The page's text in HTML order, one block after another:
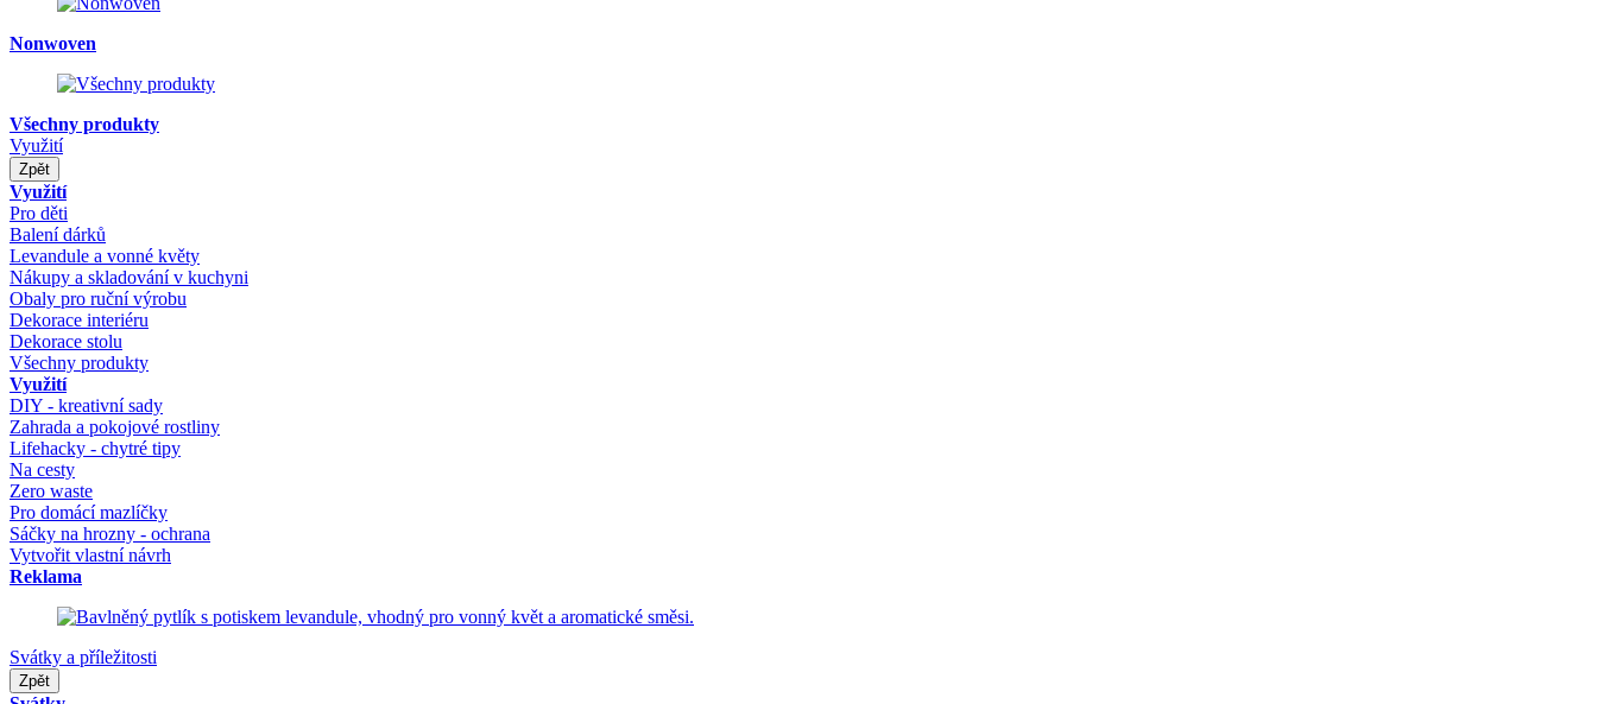
Nonwoven
Všechny produkty
Využití
Zpět
Využití
Pro děti
Balení dárků
Levandule a vonné květy
Nákupy a skladování v kuchyni
Obaly pro ruční výrobu
Dekorace interiéru
Dekorace stolu
Všechny produkty
Využití
DIY - kreativní sady
Zahrada a pokojové rostliny
Lifehacky - chytré tipy
Na cesty
Zero waste
Pro domácí mazlíčky
Sáčky na hrozny - ochrana
Vytvořit vlastní návrh
Reklama
Svátky a příležitosti
Zpět